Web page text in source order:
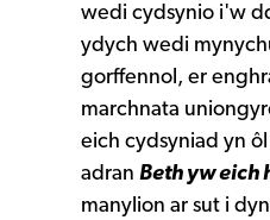
wedi cydsynio i'w
ydych wedi
gorffennol, er
marchnata
eich cydsyniad yn
adran Beth yw eich
manylion ar sut i